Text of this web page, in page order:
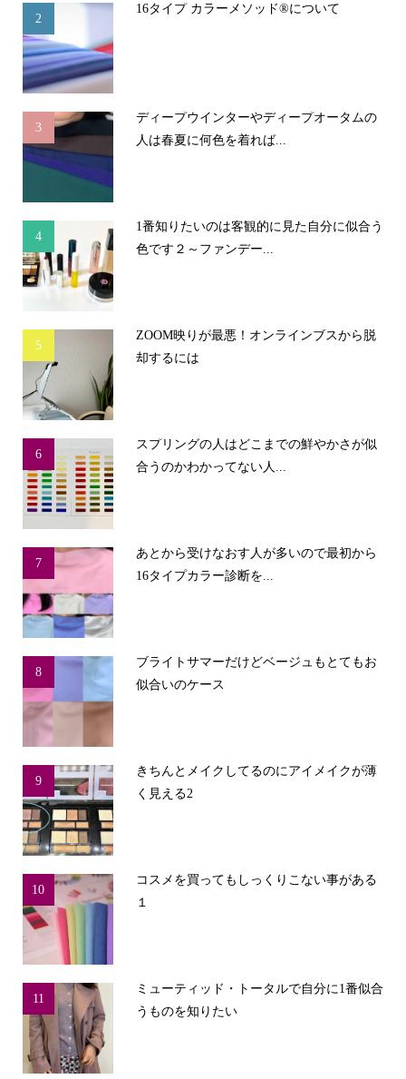
2
16タイプ カラーメソッド®について
3
ディープウインターやディープオータムの
人は春夏に何色を着れば...
4
1番知りたいのは客観的に見た自分に似合う
色です２～ファンデー...
5
ZOOM映りが最悪！オンラインブスから脱
却するには
6
スプリングの人はどこまでの鮮やかさが似
合うのかわかってない人...
7
あとから受けなおす人が多いので最初から
16タイプカラー診断を...
8
ブライトサマーだけどベージュもとてもお
似合いのケース
9
きちんとメイクしてるのにアイメイクが薄
く見える2
10
コスメを買ってもしっくりこない事がある
１
11
ミューティッド・トータルで自分に1番似合
うものを知りたい